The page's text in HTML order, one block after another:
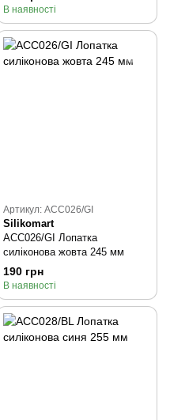
В наявності
Артикул: ACC026/GI
Silikomart
ACC026/GI Лопатка
силіконова жовта 245 мм
190 грн
В наявності